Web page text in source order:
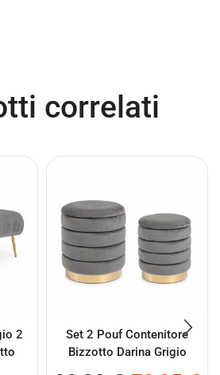
correlati
2
Set 2 Pouf Contenitore
Bizzotto Darina Grigio